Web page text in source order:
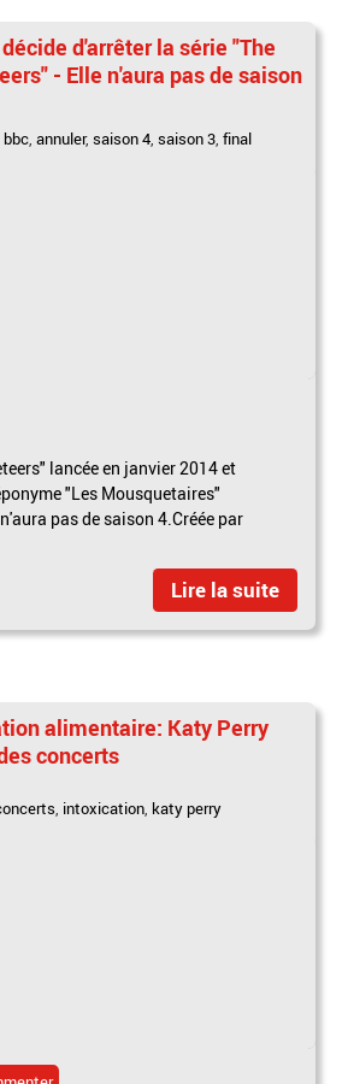
d'arrêter la série "The
- Elle n'aura pas de saison
bbc,annuler,saison 4,saison 3,final
lancée en janvier 2014 et
"Les Mousquetaires"
pas de saison 4.Créée par
Lire la suite
alimentaire: Katy Perry
concerts
, intoxication, katy perry